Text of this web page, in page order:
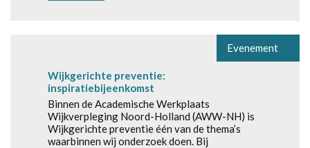
Evenement
Wijkgerichte preventie:
inspiratiebijeenkomst
Binnen de Academische Werkplaats
Wijkverpleging Noord-Holland (AWW-NH) is
Wijkgerichte preventie één van de thema’s
waarbinnen wij onderzoek doen. Bij